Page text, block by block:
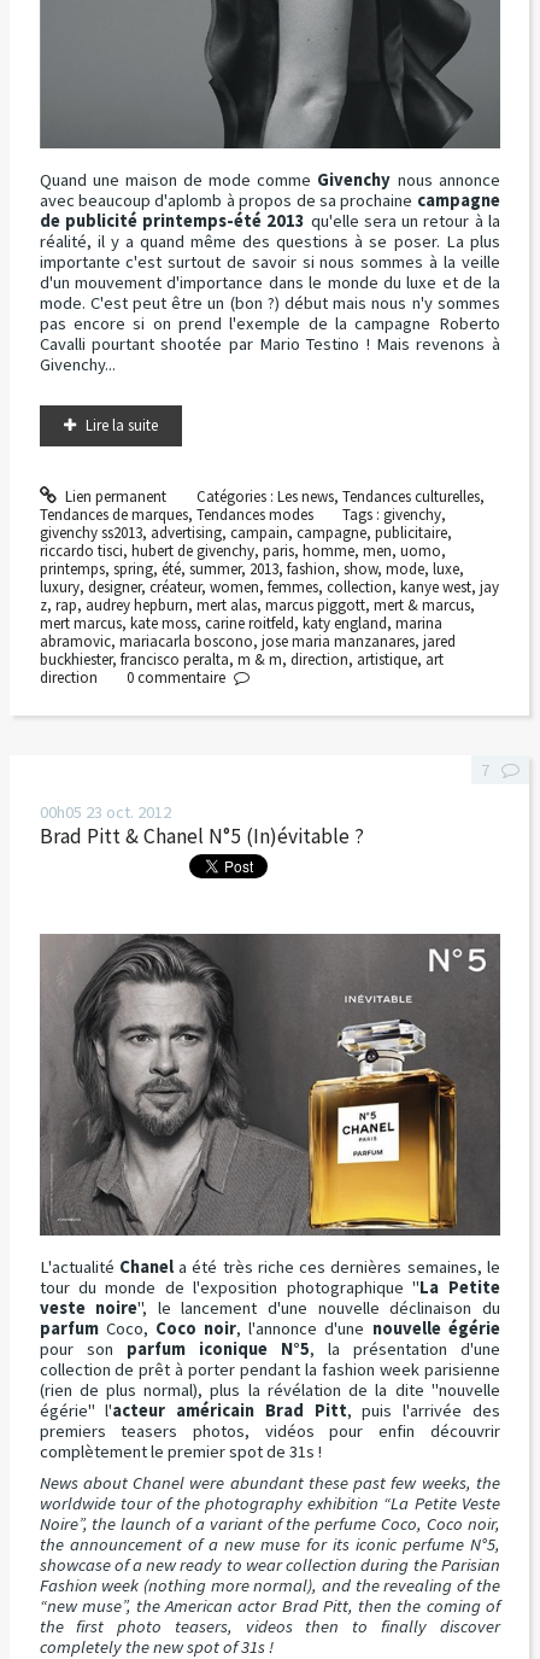
Quand une maison de mode comme Givenchy nous annonce
avec beaucoup d'aplomb à propos de sa prochaine campagne
de publicité printemps-été 2013 qu'elle sera un retour à la
réalité, il y a quand même des questions à se poser. La plus
importante c'est surtout de savoir si nous sommes à la veille
d'un mouvement d'importance dans le monde du luxe et de la
mode. C'est peut être un (bon ?) début mais nous n'y sommes
pas encore si on prend l'exemple de la campagne Roberto
Cavalli pourtant shootée par Mario Testino ! Mais revenons à
Givenchy...
Lire la suite
Lien permanent Catégories : Les news, Tendances culturelles,
Tendances de marques, Tendances modes Tags :givenchy,
givenchy ss2013, advertising, campain, campagne, publicitaire,
riccardo tisci, hubert de givenchy, paris, homme, men, uomo,
printemps, spring, été, summer, 2013, fashion, show, mode, luxe,
luxury, designer, créateur, women, femmes, collection, kanye west, jay
z, rap, audrey hepburn, mert alas, marcus piggott, mert & marcus,
mert marcus, kate moss, carine roitfeld, katy england, marina
abramovic, mariacarla boscono, jose maria manzanares, jared
buckhiester, francisco peralta, m & m, direction, artistique, art
direction
0commentaire
00h05 23 oct. 2012
Brad Pitt & Chanel N°5 (In)évitable ?
L'actualité Chanela été très riche ces dernières semaines, le
tour du monde de l'exposition photographique "La Petite
veste noire", le lancement d'une nouvelle déclinaison du
parfumCoco, Coco noir, l'annonce d'une nouvelle égérie
pour son parfum iconique N°5, la présentation d'une
collection de prêt à porter pendant la fashion week parisienne
(rien de plus normal), plus la révélation de la dite "nouvelle
égérie" l'acteur américain Brad Pitt, puis l'arrivée des
premiers teasers photos, vidéos pour enfin découvrir
complètement le premier spot de 31s !
News about Chanel were abundant these past few weeks, the
worldwide tour of the photography exhibition “La Petite Veste
Noire”, the launch of a variant of the perfume Coco, Coco noir,
the announcement of a new muse for its iconic perfume N°5,
showcase of a new ready to wear collection during the Parisian
Fashion week (nothing more normal), and the revealing of the
“new muse”, the American actor Brad Pitt, then the coming of
the first photo teasers, videos then to finally discover
completely the new spot of 31s !
7